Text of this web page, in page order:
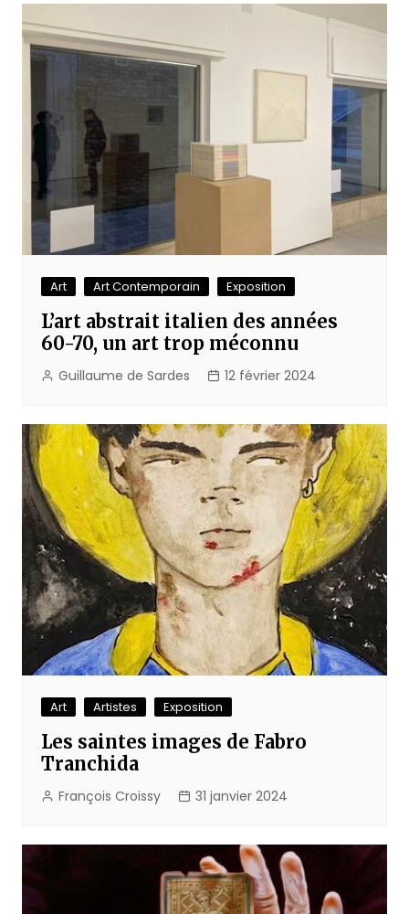
Art Art Contemporain Exposition
L’art abstrait italien des années
60-70, un art trop méconnu
Guillaume de Sardes 12 février 2024
Art Artistes Exposition
Les saintes images de Fabro
Tranchida
François Croissy 31 janvier 2024